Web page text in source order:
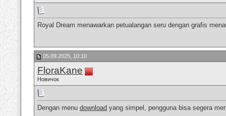
Royal Dream menawarkan petualangan seru dengan grafis
05.09.2025, 10:10
FloraKane
Новичок
Dengan menu download yang simpel, pengguna bisa segera